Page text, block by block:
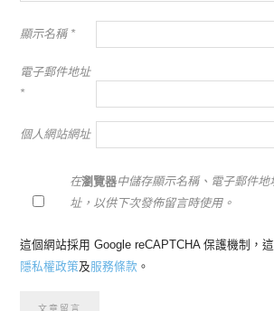
顯示名稱 *
電子郵件地址
*
個人網站網址
在瀏覽器中儲存顯示名稱、電子郵件地
址，以供下次發佈留言時使用。
這個網站採用 Google reCAPTCHA 保護機制，
隱私權政策及服務條款 。